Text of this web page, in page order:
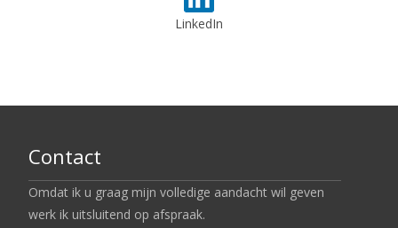
LinkedIn
Contact
Omdat ik u graag mijn volledige aandacht wil geven
werk ik uitsluitend op afspraak.